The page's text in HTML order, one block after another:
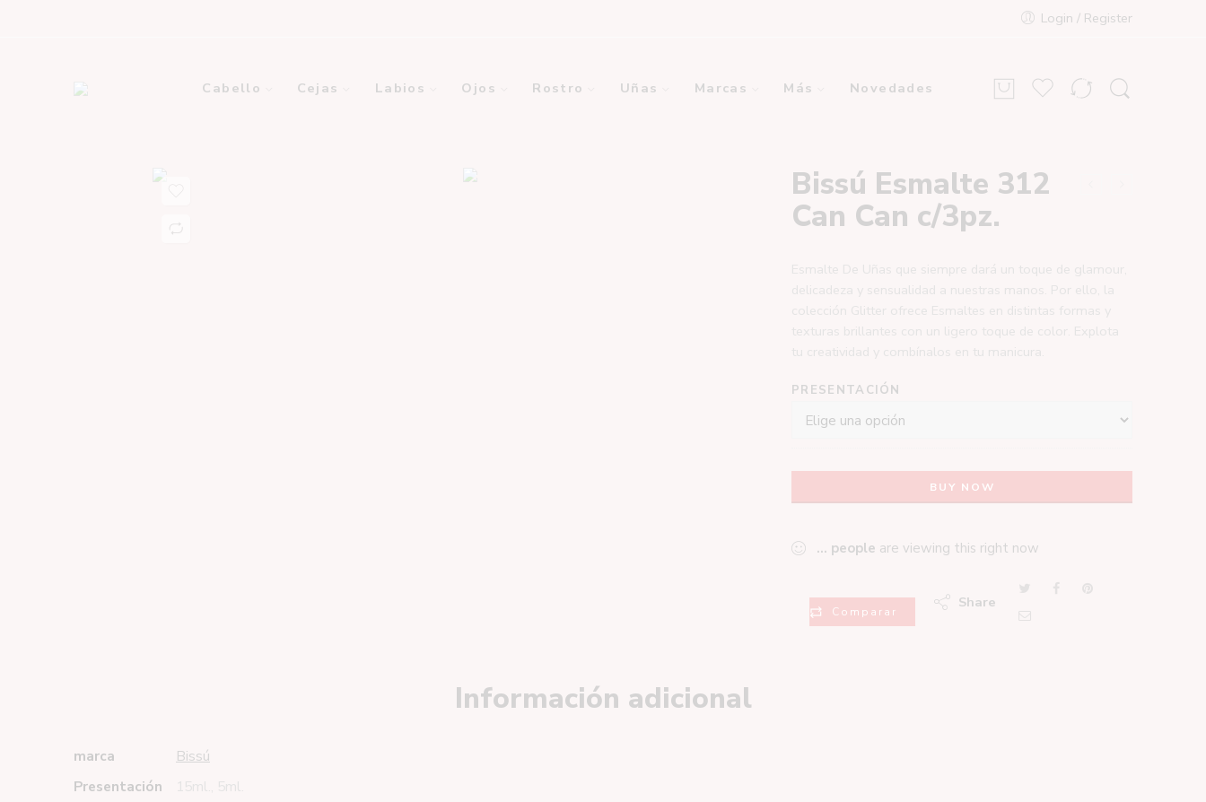
Login / Register
Cabello Cejas Labios Ojos Rostro Uñas Marcas Más Novedades
Bissú Esmalte 312
Can Can c/3pz.
PRESENTACIÓN
BUY NOW
... people are viewing this right now
Comparar
Share
Información adicional
marca
Bissú
Presentación